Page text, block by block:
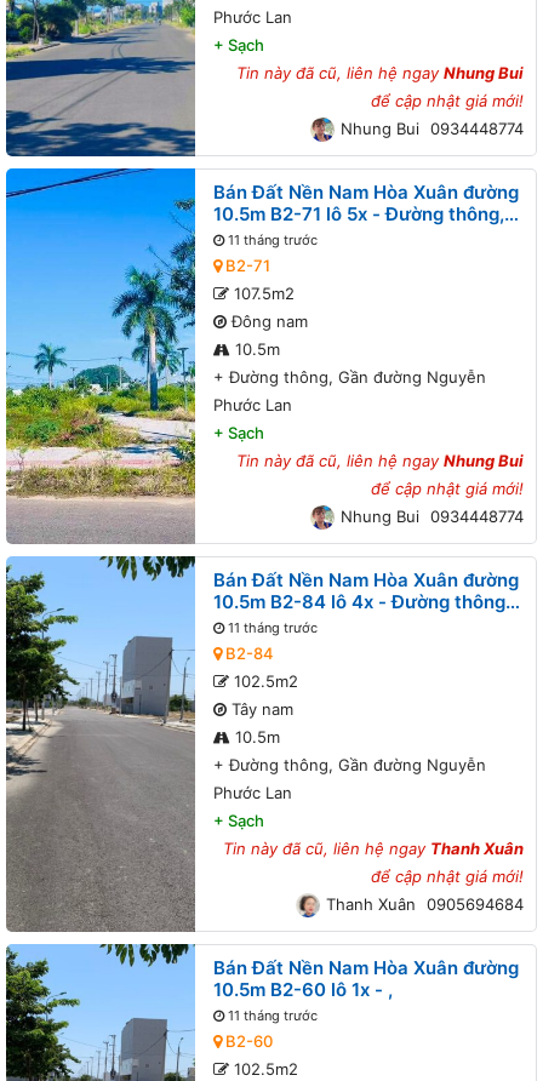
Phước Lan
+ Sạch
Tin này đã cũ, liên hệ ngayNhung Bui
để cập nhật giá mới!
Nhung Bui 0934448774
Bán Đất Nền Nam Hòa Xuân đường
10.5m B2-71 lô 5x - Đường thông,
Gần đường Nguyễn Phước Lan
11 tháng trước
B2-71
107.5m2
Đông nam
10.5m
+Đường thông, Gần đường Nguyễn
Phước Lan
+ Sạch
Tin này đã cũ, liên hệ ngayNhung Bui
để cập nhật giá mới!
Nhung Bui 0934448774
Bán Đất Nền Nam Hòa Xuân đường
10.5m B2-84 lô 4x - Đường thông,
Gần đường Nguyễn Phước Lan
11 tháng trước
B2-84
102.5m2
Tây nam
10.5m
+Đường thông, Gần đường Nguyễn
Phước Lan
+ Sạch
Tin này đã cũ, liên hệ ngay Thanh Xuân
để cập nhật giá mới!
Thanh Xuân
0905694684
Bán Đất Nền Nam Hòa Xuân đường
10.5m B2-60 lô 1x - ,
11 tháng trước
B2-60
102.5m2